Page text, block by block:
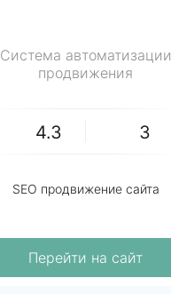
Cистема автоматизации
продвижения
4.3 3
SEO продвижение сайта
Перейти на сайт